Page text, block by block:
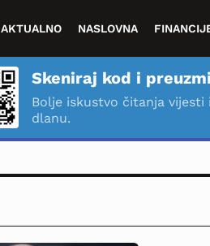
AKTUALNO NASLOVNA
Skeniraj kod i
Bolje iskustvo čitanja
dlanu.